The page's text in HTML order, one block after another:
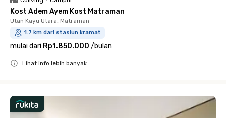
Kost Adem Ayem Kost Matraman
Utan Kayu Utara, Matraman
1.7 km dari stasiun kramat
mulai dari Rp1.850.000 /bulan
Lihat info lebih banyak